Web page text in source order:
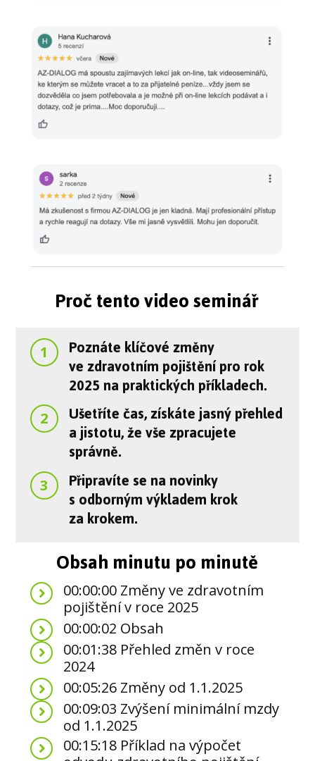
Proč tento video seminář
1 Poznáte klíčové změny
ve zdravotním pojištění pro rok
2025 na praktických příkladech.
2 Ušetříte čas, získáte jasný přehled
a jistotu, že vše zpracujete
správně.
3 Připravíte se na novinky
s odborným výkladem krok
za krokem.
Obsah minutu po minutě
00:00:00 Změny ve zdravotním
pojištění v roce 2025
00:00:02 Obsah
00:01:38 Přehled změn v roce
2024
00:05:26 Změny od 1.1.2025
00:09:03 Zvýšení minimální mzdy
od 1.1.2025
00:15:18 Příklad na výpočet